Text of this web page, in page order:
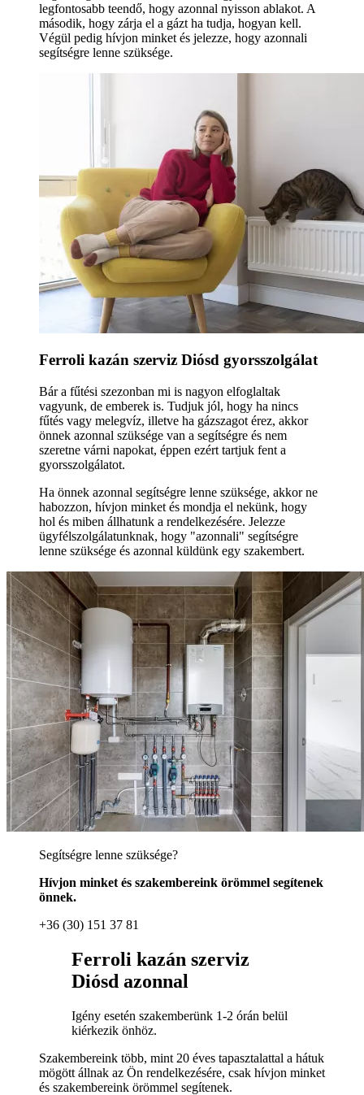
legfontosabb teendő, hogy azonnal nyisson ablakot. A
második, hogy zárja el a gázt ha tudja, hogyan kell.
Végül pedig hívjon minket és jelezze, hogy azonnali
segítségre lenne szüksége.
Ferroli kazán szerviz Diósd gyorsszolgálat
Bár a fűtési szezonban mi is nagyon elfoglaltak
vagyunk, de emberek is. Tudjuk jól, hogy ha nincs
fűtés vagy melegvíz, illetve ha gázszagot érez, akkor
önnek azonnal szüksége van a segítségre és nem
szeretne várni napokat, éppen ezért tartjuk fent a
gyorsszolgálatot.
Ha önnek azonnal segítségre lenne szüksége, akkor ne
habozzon, hívjon minket és mondja el nekünk, hogy
hol és miben állhatunk a rendelkezésére. Jelezze
ügyfélszolgálatunknak, hogy "azonnali" segítségre
lenne szüksége és azonnal küldünk egy szakembert.
Segítségre lenne szüksége?
Hívjon minket és szakembereink örömmel segítenek
önnek.
+36 (30) 151 37 81
Ferroli kazán szerviz
Diósd azonnal
Igény esetén szakemberünk 1-2 órán belül
kiérkezik önhöz.
Szakembereink több, mint 20 éves tapasztalattal a hátuk
mögött állnak az Ön rendelkezésére, csak hívjon minket
és szakembereink örömmel segítenek.